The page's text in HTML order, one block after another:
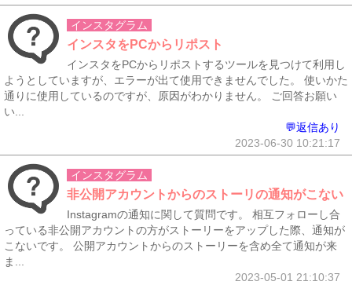
インスタグラム
インスタをPCからリポスト
インスタをPCからリポストするツールを見つけて利用し
ようとしていますが、エラーが出て使用できませんでした。 使いかた
通りに使用しているのですが、原因がわかりません。 ご回答お願い
い...
💬返信あり
2023-06-30 10:21:17
インスタグラム
非公開アカウントからのストーリの通知がこない
Instagramの通知に関して質問です。 相互フォローし合
っている非公開アカウントの方がストーリーをアップした際、通知が
こないです。 公開アカウントからのストーリーを含め全て通知が来
ま...
2023-05-01 21:10:37